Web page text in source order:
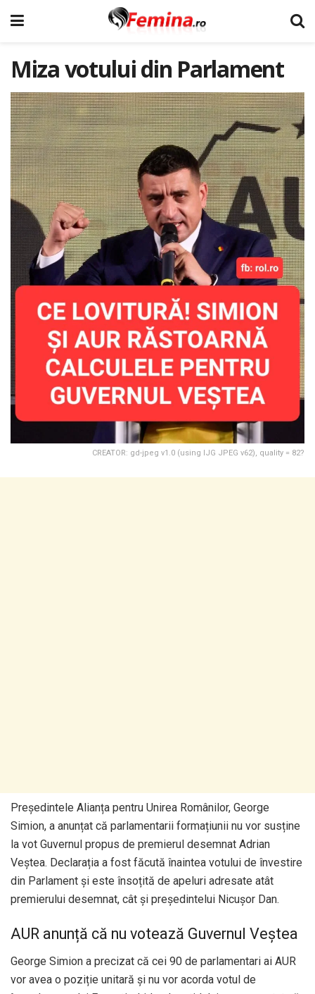
Miza votului din Parlament
CREATOR: gd-jpeg v1.0 (using IJG JPEG v62), quality = 82?
Președintele Alianța pentru Unirea Românilor, George
Simion, a anunțat că parlamentarii formațiunii nu vor susține
la vot Guvernul propus de premierul desemnat Adrian
Veștea. Declarația a fost făcută înaintea votului de învestire
din Parlament și este însoțită de apeluri adresate atât
premierului desemnat, cât și președintelui Nicușor Dan.
AUR anunță că nu votează Guvernul Veștea
George Simion a precizat că cei 90 de parlamentari ai AUR
vor avea o poziție unitară și nu vor acorda votul de